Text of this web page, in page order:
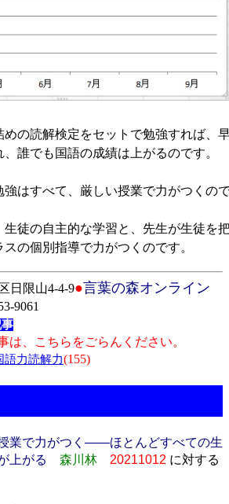
の読解検定をセットで勉強すれば、
誰でも国語の成績は上がるのです。
はすべて、厳しい授業で力がつくの
徒の自主的な学習と、先生が生徒を
の個別指導で力がつくのです。
日限山4-4-9●言葉の森オンライン
9061
は、こちらをごらんください。
語力読解力(155)
業で力がつく――ほとんどすべての生
上がる
森川林 20211012 に対する